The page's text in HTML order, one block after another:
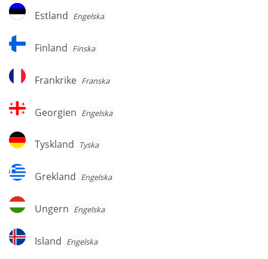
Estland
Estland Engelska
Finland
Finland Finska
Frankrike
Frankrike Franska
Georgien
Georgien Engelska
Tyskland
Tyskland Tyska
Grekland
Grekland Engelska
Ungern
Ungern Engelska
Island
Island Engelska